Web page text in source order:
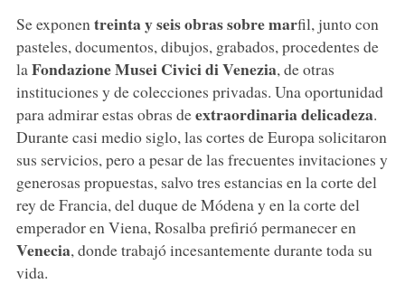
Se exponen treinta y seis obras sobre marfil, junto con
pasteles, documentos, dibujos, grabados, procedentes de
la Fondazione Musei Civici di Venezia, de otras
instituciones y de colecciones privadas. Una oportunidad
para admirar estas obras deextraordinaria delicadeza.
Durante casi medio siglo, las cortes de Europa solicitaron
sus servicios, pero a pesar de las frecuentes invitaciones y
generosas propuestas, salvo tres estancias en la corte del
rey de Francia, del duque de Módena y en la corte del
emperador en Viena, Rosalba prefirió permanecer en
Venecia, donde trabajó incesantemente durante toda su
vida.